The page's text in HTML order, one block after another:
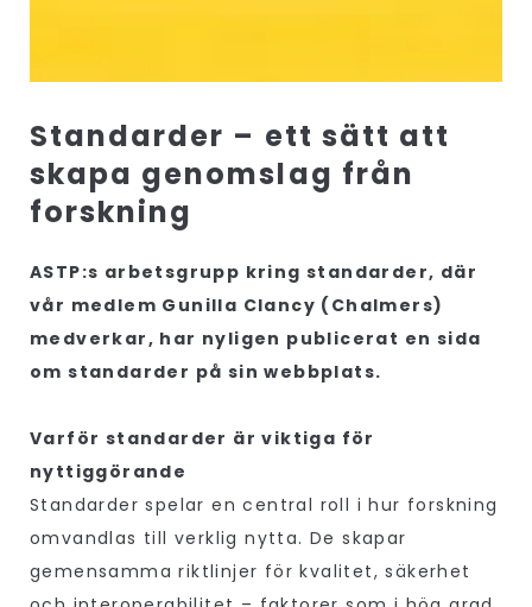
Standarder – ett sätt att
skapa genomslag från
forskning
ASTP:s arbetsgrupp kring standarder, där
vår medlem Gunilla Clancy (Chalmers)
medverkar, har nyligen publicerat en sida
om standarder på sin webbplats.
Varför standarder är viktiga för
nyttiggörande
Standarder spelar en central roll i hur forskning
omvandlas till verklig nytta. De skapar
gemensamma riktlinjer för kvalitet, säkerhet